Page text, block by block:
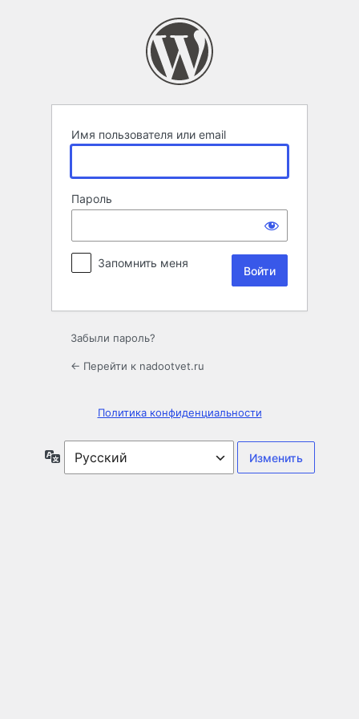
Имя пользователя или email
Пароль
Запомнить меня
Забыли пароль?
← Перейти к nadootvet.ru
Политика конфиденциальности
Язык